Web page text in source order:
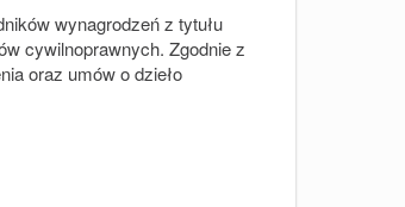
wynagrodzeń z tytułu
cywilnoprawnych. Zgodnie z
oraz umów o dzieło